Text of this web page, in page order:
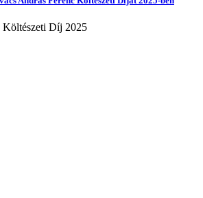
Költészeti Díj 2025